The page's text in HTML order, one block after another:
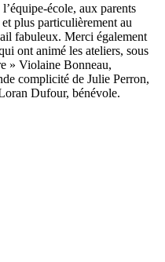
école, aux parents
plus particulièrement au
fabuleux. Merci également
ont animé les ateliers, sous
» Violaine Bonneau,
complicité de Julie Perron,
Dufour, bénévole.